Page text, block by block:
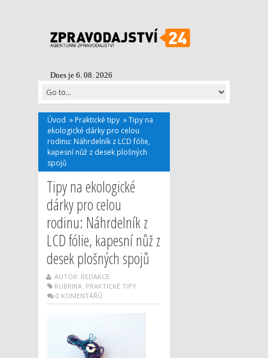
Dnes je 6. 08. 2026
Úvod » Praktické tipy »Tipy na
ekologické dárky pro celou
rodinu: Náhrdelník z LCD fólie,
kapesní nůž z desek plošných
spojů
Tipy na ekologické
dárky pro celou
rodinu: Náhrdelník z
LCD fólie, kapesní nůž z
desek plošných spojů
AUTOR: REDAKCE
RUBRIKA: PRAKTICKÉ TIPY
0 KOMENTÁŘŮ